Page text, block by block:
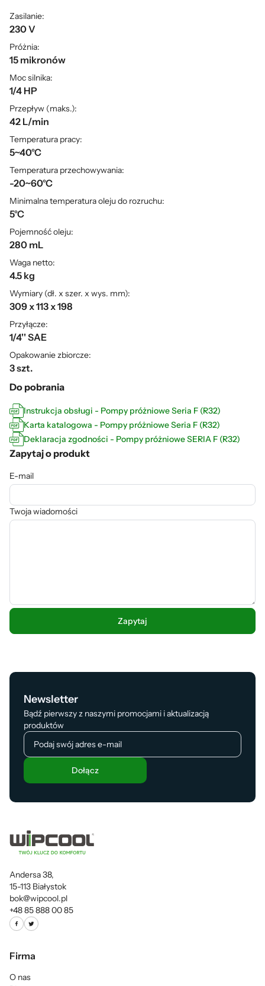
Zasilanie:
230 V
Próżnia:
15 mikronów
Moc silnika:
1/4 HP
Przepływ (maks.):
42 L/min
Temperatura pracy:
5~40°C
Temperatura przechowywania:
-20~60°C
Minimalna temperatura oleju do rozruchu:
5°C
Pojemność oleju:
280 mL
Waga netto:
4.5 kg
Wymiary (dł. x szer. x wys. mm):
309 x 113 x 198
Przyłącze:
1/4'' SAE
Opakowanie zbiorcze:
3 szt.
Do pobrania
Instrukcja obsługi - Pompy próżniowe Seria F (R32)
Karta katalogowa - Pompy próżniowe Seria F (R32)
Deklaracja zgodności - Pompy próżniowe SERIA F (R32)
Zapytaj o produkt
E-mail
Twoja wiadomości
Newsletter
Bądź pierwszy z naszymi promocjami i aktualizacją
produktów
Dołącz
Andersa 38,
15-113 Białystok
bok@wipcool.pl
+48 85 888 00 85
Firma
O nas